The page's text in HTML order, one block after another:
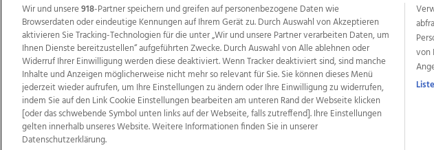
Weitere Angebote des
TV1 di-mog-i.at OÖNow Ischler Woche Life Radio OÖNachrichten
Regionaljobs
wasistlos.at
Copyrights © 2026 Tips Zeitungs GmbH & Co KG
Wir und unsere918-Partner speichern und greifen auf personenbezogene Daten wie
Browserdaten oder eindeutige Kennungen auf Ihrem Gerät zu. Durch Auswahl von Akzeptieren
aktivieren Sie Tracking-Technologien für die unter „Wir und unsere Partner verarbeiten Daten, um
Ihnen Dienste bereitzustellen“ aufgeführten Zwecke. Durch Auswahl von Alle ablehnen oder
Widerruf Ihrer Einwilligung werden diese deaktiviert. Wenn Tracker deaktiviert sind, sind manche
Inhalte und Anzeigen möglicherweise nicht mehr so relevant für Sie. Sie können dieses Menü
jederzeit wieder aufrufen, um Ihre Einstellungen zu ändern oder Ihre Einwilligung zu widerrufen,
indem Sie auf den Link Cookie Einstellungen bearbeiten am unteren Rand der Webseite klicken
[oder das schwebende Symbol unten links auf der Webseite, falls zutreffend]. Ihre Einstellungen
gelten innerhalb unseres Website. Weitere Informationen finden Sie in unserer
Datenschutzerklärung.
von